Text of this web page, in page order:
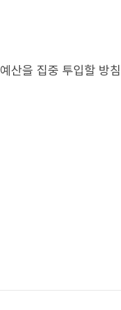
산을 집중 투입할 방